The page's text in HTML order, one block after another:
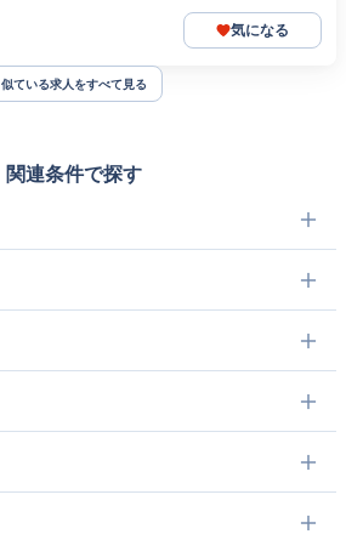
気になる
似ている求人をすべて見る
関連条件で探す